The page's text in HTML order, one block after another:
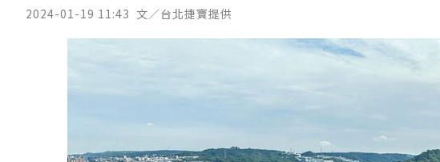
2024-01-19 11:43 文／台北捷寶提供